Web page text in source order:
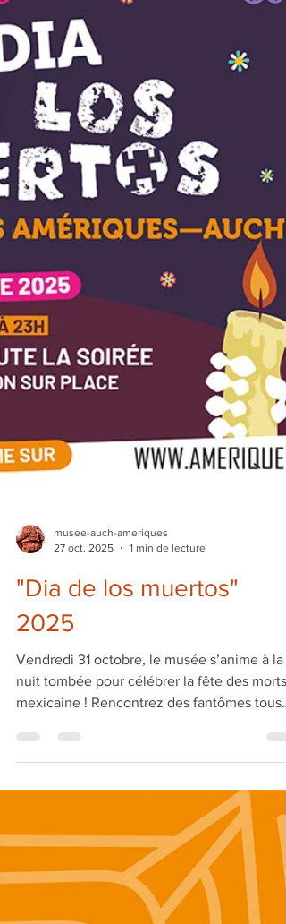
collaboration entre le Musée des
Auch et le Musée-Château d’Annecy née il
a 70 ans en 1955. À cette date, le musée
d’Auch obtenait du
musee-auch-ameriques
27 oct. 2025
"Dia de los muertos"
2025
Vendredi 31 octobre, le musée s’anime à la
nuit tombée pour célébrer la fête des morts
droits sortis des collections, croisez la
mystérieuse Catrina, et laissez-vous porter
par une ambiance musicale envoûtante. En
début de soirée, les plus jeunes pourront
créer leur masque calavera en papier coloré.
Restauration sur place pour prolonger la